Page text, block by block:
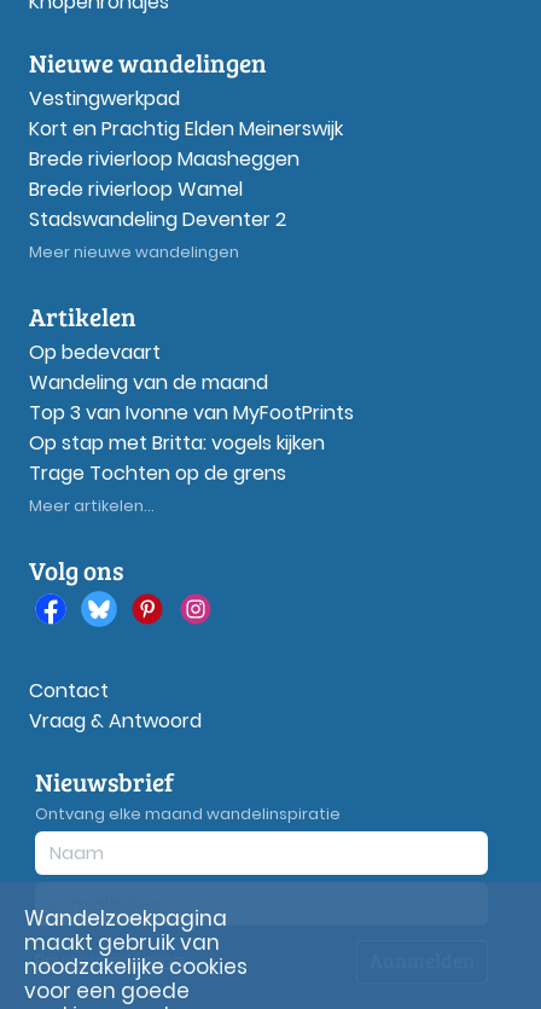
Nieuwe wandelingen
Vestingwerkpad
Kort en Prachtig Elden Meinerswijk
Brede rivierloop Maasheggen
Brede rivierloop Wamel
Stadswandeling Deventer 2
Meer nieuwe wandelingen
Artikelen
Op bedevaart
Wandeling van de maand
Top 3 van Ivonne van MyFootPrints
Op stap met Britta: vogels kijken
Trage Tochten op de grens
Meer artikelen...
Volg ons
Contact
Vraag & Antwoord
Nieuwsbrief
Ontvang elke maand wandelinspiratie
Privacyverklaring
Wandelzoekpagina
maakt gebruik van
noodzakelijke cookies
voor een goede